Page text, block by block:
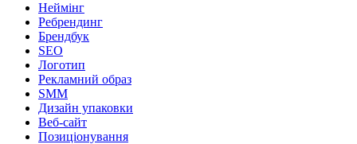
Неймінг
Ребрендинг
Брендбук
SEO
Логотип
Рекламний образ
SMM
Дизайн упаковки
Веб-сайт
Позиціонування